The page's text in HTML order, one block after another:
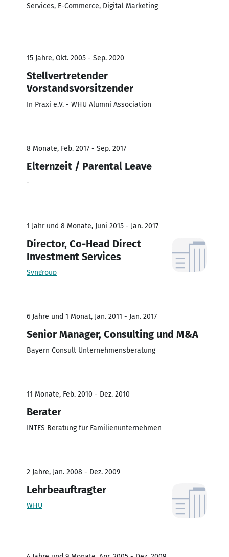
Services, E-Commerce, Digital Marketing
15 Jahre, Okt. 2005 - Sep. 2020
Stellvertretender
Vorstandsvorsitzender
In Praxi e.V. - WHU Alumni Association
8 Monate, Feb. 2017 - Sep. 2017
Elternzeit / Parental Leave
-
1 Jahr und 8 Monate, Juni 2015 - Jan. 2017
Director, Co-Head Direct
Investment Services
Syngroup
6 Jahre und 1 Monat, Jan. 2011 - Jan. 2017
Senior Manager, Consulting und M&A
Bayern Consult Unternehmensberatung
11 Monate, Feb. 2010 - Dez. 2010
Berater
INTES Beratung für Familienunternehmen
2 Jahre, Jan. 2008 - Dez. 2009
Lehrbeauftragter
WHU